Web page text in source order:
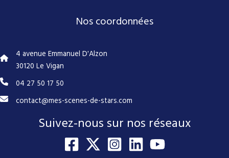
Nos coordonnées
4 avenue Emmanuel D'Alzon
30120 Le Vigan
04 27 50 17 50
contact@mes-scenes-de-stars.com
Suivez-nous sur nos réseaux